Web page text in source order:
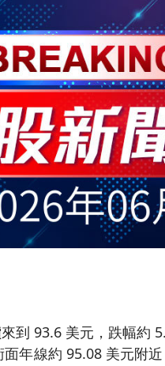
到 93.6 美元，跌幅約
年線約 95.08 美元附近